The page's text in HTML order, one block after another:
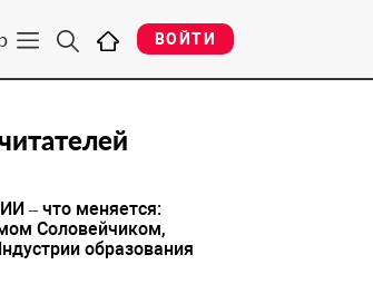
ВОЙТИ
– что меняется:
Соловейчиком,
образования